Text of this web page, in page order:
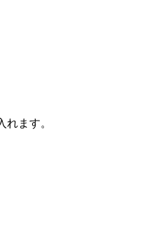
ます。